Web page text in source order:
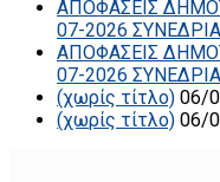
ΑΠΟΦΑΣΕΙΣ
07-2026
ΑΠΟΦΑΣΕΙΣ
07-2026
(χωρίς τίτλο) 06/
(χωρίς τίτλο) 06/